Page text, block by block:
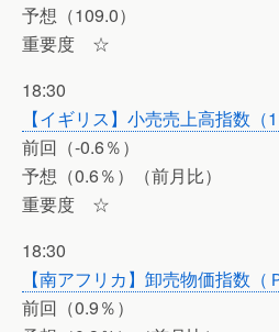
予想（109.0）
重要度 ☆
18:30
【イギリス】小売売上高指数（
前回（-0.6％）
予想（0.6％）（前月比）
重要度 ☆
18:30
【南アフリカ】卸売物価指数（
前回（0.9％）